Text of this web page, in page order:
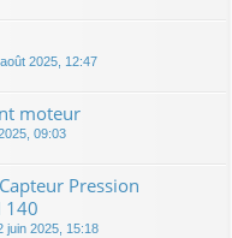
2025, 12:47
moteur
09:03
Pression
140
juin 2025, 15:18